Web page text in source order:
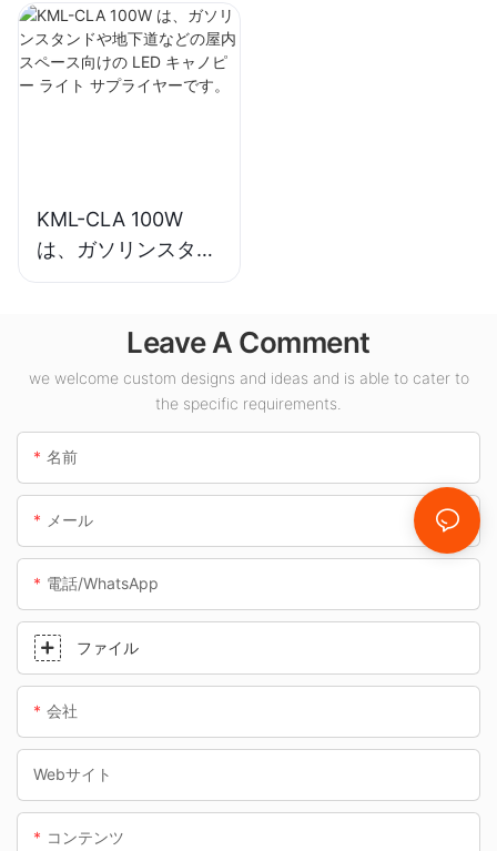
照明アプリケーショ
ン向けの LED ハイ
ベイ ライト サプラ
KML-CLA 100W
は、ガソリンスタン
ドや地下道などの屋
LED キャノピー ラ
イト サプライヤーで
Leave A Comment
we welcome custom designs and ideas and is able to cater to
the specific requirements.
名前
メール
電話/WhatsApp
ファイル
会社
Webサイト
コンテンツ